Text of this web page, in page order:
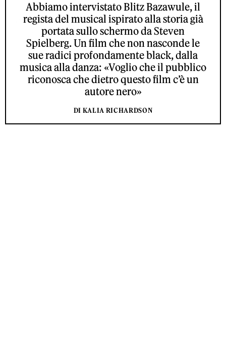
Abbiamo intervistato Blitz Bazawule, il
regista del musical ispirato alla storia già
portata sullo schermo da Steven
Spielberg. Un film che non nasconde le
sue radici profondamente black, dalla
musica alla danza: «Voglio che il pubblico
riconosca che dietro questo film c’è un
autore nero»
DI KALIA RICHARDSON